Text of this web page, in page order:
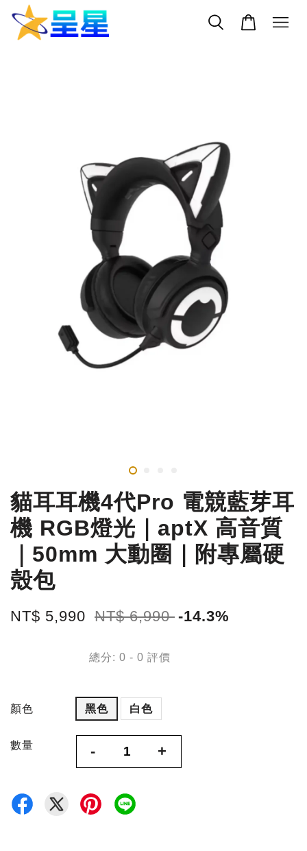
貓耳耳機4代Pro 電競藍芽耳
機 RGB燈光｜aptX 高音質
｜50mm 大動圈｜附專屬硬
殼包
NT$ 5,990 NT$ 6,990 -14.3%
總分: 0 - 0 評價
顏色 黑色 白色
數量 - +